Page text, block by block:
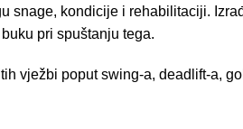
snage, kondicije i rehabilitaciji.
pri spuštanju tega.
vježbi poput swing-a, deadlift-a,